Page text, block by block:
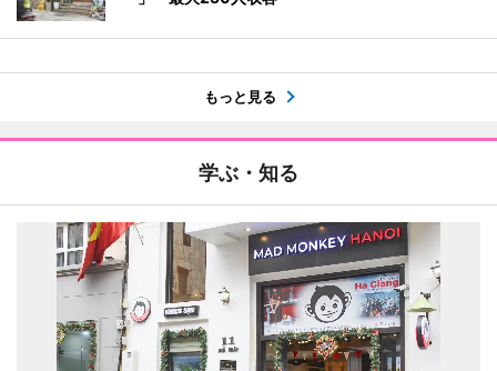
もっと見る
学ぶ・知る